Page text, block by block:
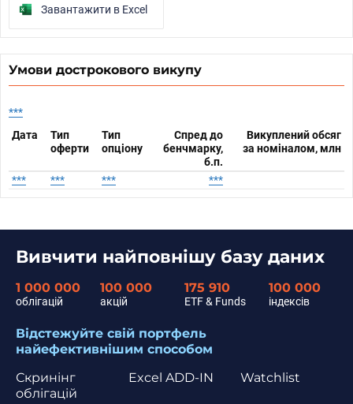
Завантажити в Excel
Умови дострокового викупу
***
Дата
Тип
оферти
Тип
опціону
Спред до
бенчмарку,
б.п.
Викуплений обсяг
за номіналом, млн
*** *** *** ***
Вивчити найповнішу базу даних
1 000 000
облігацій
100 000
акцій
175 910
ETF & Funds
100 000
індексів
Відстежуйте свій портфель
найефективнішим способом
Скринінг
облігацій
Watchlist
Excel ADD-IN